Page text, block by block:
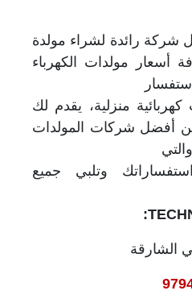
رائدة لشراء مولدة
أسعار مولدات الكهرباء
منزلية، يقدم لك
أفضل شركات المولدات
وتلبي جميع
:
الشارقة